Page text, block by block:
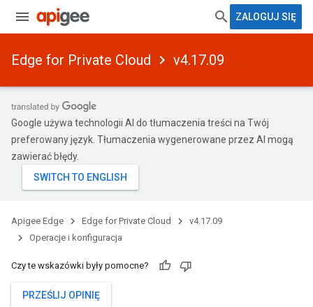
ZALOGUJ SIĘ
Edge for Private Cloud v4.17.09
Google używa technologii AI do tłumaczenia treści na Twój
preferowany język. Tłumaczenia wygenerowane przez AI mogą
zawierać błędy.
Apigee Edge Edge for Private Cloud
v4.17.09
Operacje i konfiguracja
Czy te wskazówki były pomocne?
PRZEŚLIJ OPINIĘ